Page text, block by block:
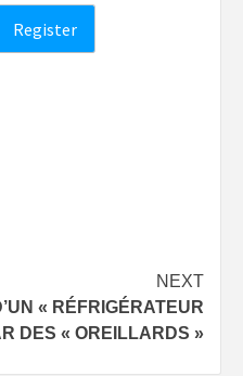
NEXT
« RÉFRIGÉRATEUR
DES « OREILLARDS »